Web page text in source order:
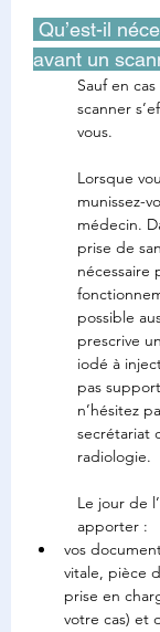
avant un
Sauf en
scanner
vous.
Lorsque
munissez-
médecin.
prise de
nécessaire
possible
prescrive
iodé à
pas
n’hésitez
secrétariat
radiologie.
Le jour de
apporter :
vos
vitale, pièce
prise en
votre cas) et